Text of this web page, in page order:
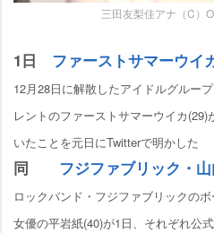
三田友梨佳アナ（C）
1日 ファーストサマーウイ
12月28日に解散したアイドルグルー
レントのファーストサマーウイカ
いたことを元日にTwitterで明かした
同 フジファブリック・
ロックバンド・フジファブリックの
女優の平岩紙(40)が1日、それぞれ公